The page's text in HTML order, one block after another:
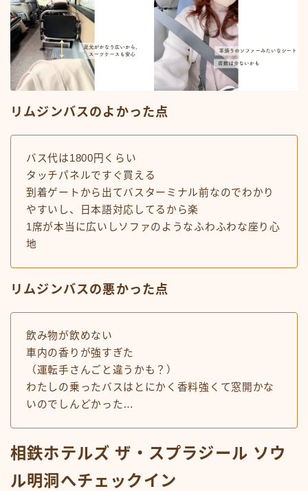
リムジンバスのよかった点
バス代は1800円くらい
タッチパネルですぐ買える
到着ゲートから出てバスターミナル前なのでわかり
やすいし、日本語対応してるから楽
1席が本当に広いしソファのようなふわふわな座り心
地
リムジンバスの悪かった点
飲み物が飲めない
車内の香りが強すぎた
（運転手さんごと違うかも？）
わたしの乗ったバスはとにかく香料強くて窓開かな
いのでしんどかった…
相鉄ホテルズ ザ・スプラジール ソウ
ル明洞へチェックイン